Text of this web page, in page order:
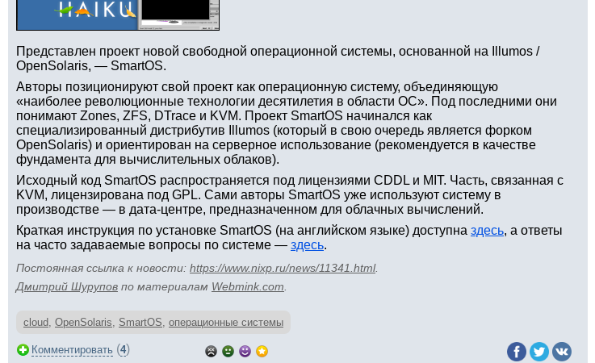
Представлен проект новой свободной операционной системы, основанной на Illumos /
OpenSolaris, — SmartOS.
Авторы позиционируют свой проект как операционную систему, объединяющую
«наиболее революционные технологии десятилетия в области ОС». Под последними они
понимают Zones, ZFS, DTrace и KVM. Проект SmartOS начинался как
специализированный дистрибутив Illumos (который в свою очередь является форком
OpenSolaris) и ориентирован на серверное использование (рекомендуется в качестве
фундамента для вычислительных облаков).
Исходный код SmartOS распространяется под лицензиями CDDL и MIT. Часть, связанная с
KVM, лицензирована под GPL. Сами авторы SmartOS уже используют систему в
производстве — в дата-центре, предназначенном для облачных вычислений.
Краткая инструкция по установке SmartOS (на английском языке) доступна здесь, а ответы
на часто задаваемые вопросы по системе — здесь.
Постоянная ссылка к новости: https://www.nixp.ru/news/11341.html.
Дмитрий Шурупов по материалам Webmink.com
cloud, OpenSolaris, SmartOS, операционные системы
Комментировать (4)